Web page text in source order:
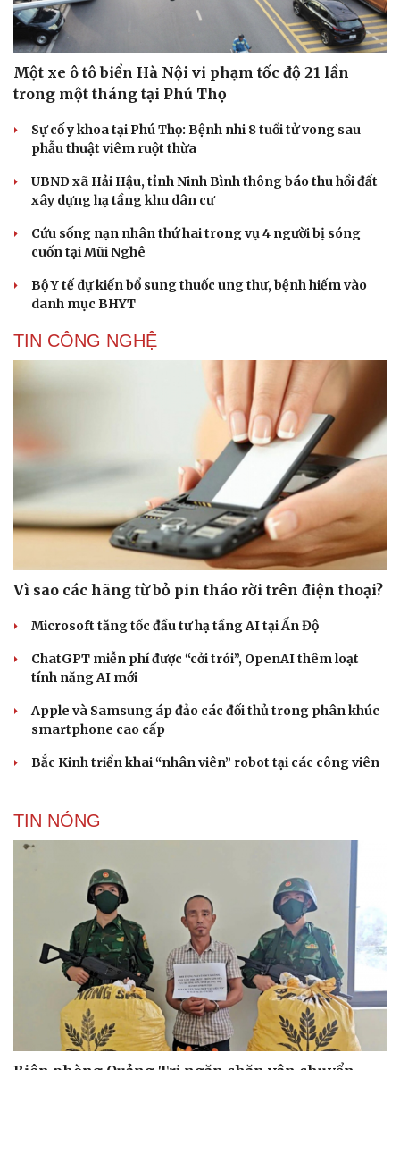
Một xe ô tô biển Hà Nội vi phạm tốc độ 21 lần
trong một tháng tại Phú Thọ
Sự cố y khoa tại Phú Thọ: Bệnh nhi 8 tuổi tử vong sau
phẫu thuật viêm ruột thừa
UBND xã Hải Hậu, tỉnh Ninh Bình thông báo thu hồi đất
xây dựng hạ tầng khu dân cư
Cứu sống nạn nhân thứ hai trong vụ 4 người bị sóng
cuốn tại Mũi Nghê
Bộ Y tế dự kiến bổ sung thuốc ung thư, bệnh hiếm vào
danh mục BHYT
TIN CÔNG NGHỆ
Vì sao các hãng từ bỏ pin tháo rời trên điện thoại?
Microsoft tăng tốc đầu tư hạ tầng AI tại Ấn Độ
ChatGPT miễn phí được “cởi trói”, OpenAI thêm loạt
tính năng AI mới
Apple và Samsung áp đảo các đối thủ trong phân khúc
smartphone cao cấp
Bắc Kinh triển khai “nhân viên” robot tại các công viên
TIN NÓNG
Biên phòng Quảng Trị ngăn chặn vận chuyển